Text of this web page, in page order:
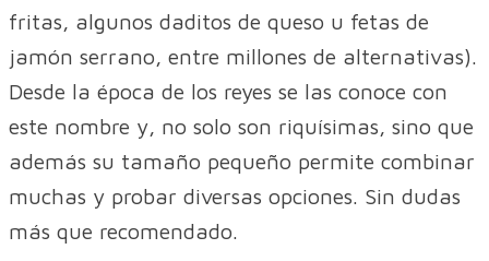
fritas, algunos daditos de queso u fetas de
jamón serrano, entre millones de alternativas).
Desde la época de los reyes se las conoce con
este nombre y, no solo son riquísimas, sino que
además su tamaño pequeño permite combinar
muchas y probar diversas opciones. Sin dudas
más que recomendado.